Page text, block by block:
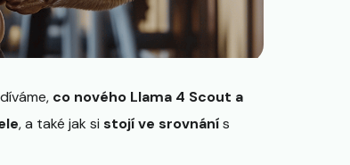
co nového Llama 4 Scout a
, a také jak si stojí ve srovnánís